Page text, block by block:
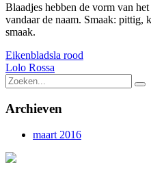
Blaadjes hebben de vorm van
vandaar de naam. Smaak: pittig,
smaak.
Bericht
navigatie
Eikenbladsla rood
Lolo Rossa
Archieven
maart 2016